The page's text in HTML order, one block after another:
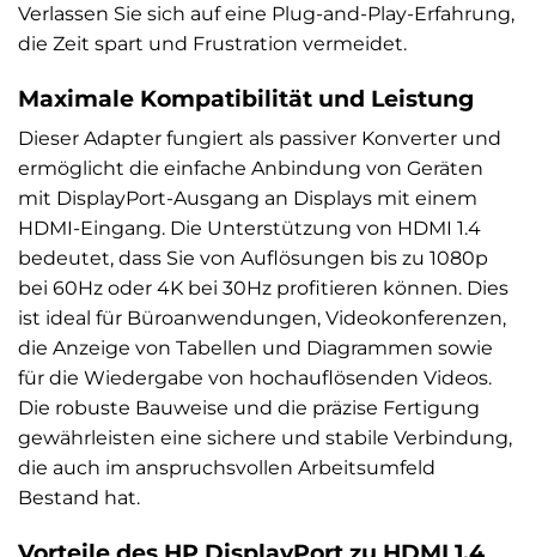
Verlassen Sie sich auf eine Plug-and-Play-Erfahrung,
die Zeit spart und Frustration vermeidet.
Maximale Kompatibilität und Leistung
Dieser Adapter fungiert als passiver Konverter und
ermöglicht die einfache Anbindung von Geräten
mit DisplayPort-Ausgang an Displays mit einem
HDMI-Eingang. Die Unterstützung von HDMI 1.4
bedeutet, dass Sie von Auflösungen bis zu 1080p
bei 60Hz oder 4K bei 30Hz profitieren können. Dies
ist ideal für Büroanwendungen, Videokonferenzen,
die Anzeige von Tabellen und Diagrammen sowie
für die Wiedergabe von hochauflösenden Videos.
Die robuste Bauweise und die präzise Fertigung
gewährleisten eine sichere und stabile Verbindung,
die auch im anspruchsvollen Arbeitsumfeld
Bestand hat.